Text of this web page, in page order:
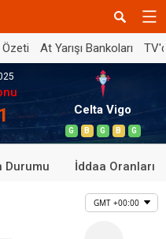
At Yarışı Bankoları
Celta Vigo
G B G B G
Durumu İddaa Oranları
GMT +00:00